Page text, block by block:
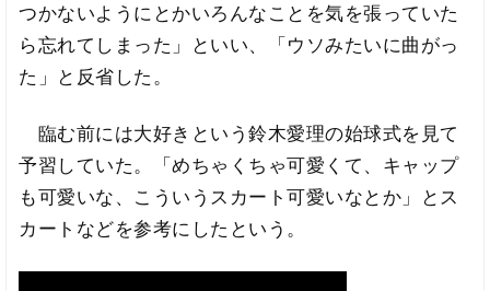
つかないようにとかいろんなことを気を張っていた
ら忘れてしまった」といい、「ウソみたいに曲がっ
た」と反省した。
臨む前には大好きという鈴木愛理の始球式を見て
予習していた。「めちゃくちゃ可愛くて、キャップ
も可愛いな、こういうスカート可愛いなとか」とス
カートなどを参考にしたという。